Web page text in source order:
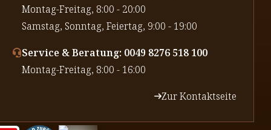
⁠Montag-Freitag, 8:00 - 20:00
⁠Samstag, Sonntag, Feiertag, 9:00 - 19:00
Service & Beratung: 0049 8276 518 100
⁠Montag-Freitag, 8:00 - 16:00
Zur Kontaktseite